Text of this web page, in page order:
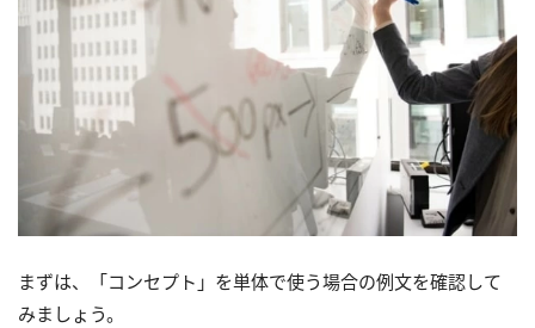
まずは、「コンセプト」を単体で使う場合の例文を確認して
みましょう。